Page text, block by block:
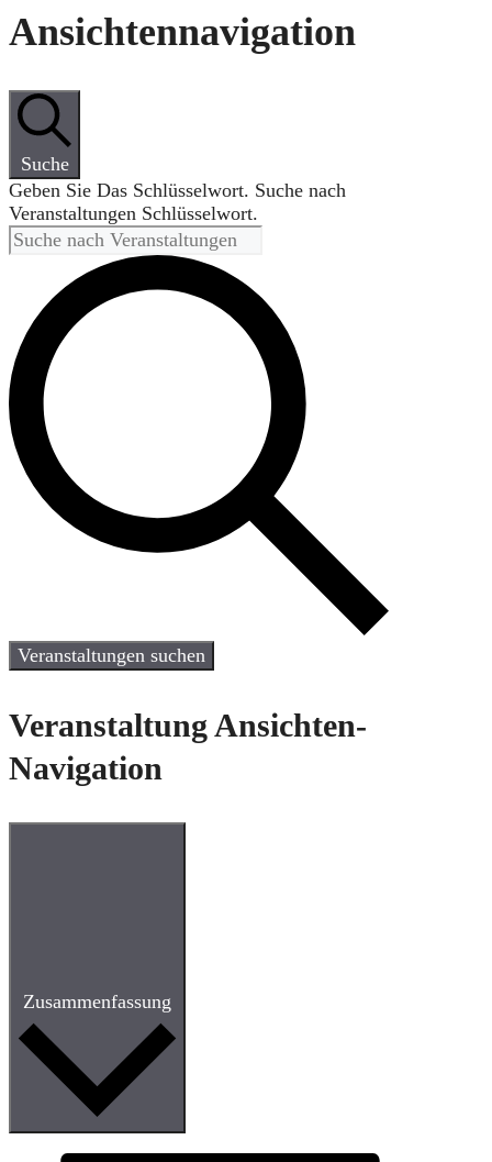
Ansichtennavigation
Suche
Geben Sie Das Schlüsselwort. Suche nach
Veranstaltungen Schlüsselwort.
Veranstaltungen suchen
Veranstaltung Ansichten-
Navigation
Zusammenfassung